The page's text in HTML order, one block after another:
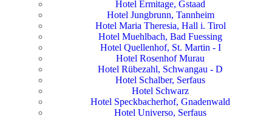
Hotel Ermitage, Gstaad
Hotel Jungbrunn, Tannheim
Hotel Maria Theresia, Hall i. Tirol
Hotel Muehlbach, Bad Fuessing
Hotel Quellenhof, St. Martin - I
Hotel Rosenhof Murau
Hotel Rübezahl, Schwangau - D
Hotel Schalber, Serfaus
Hotel Schwarz
Hotel Speckbacherhof, Gnadenwald
Hotel Universo, Serfaus